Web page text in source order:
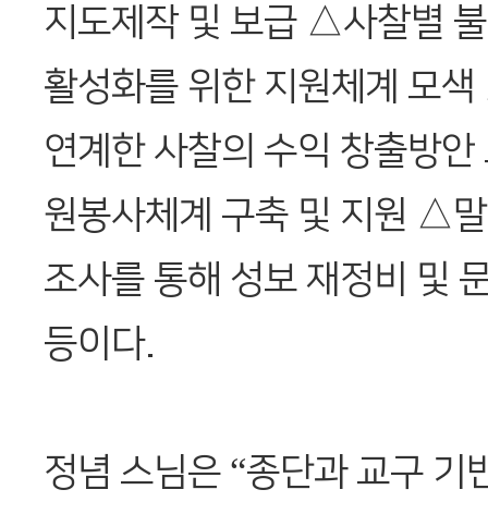
지도제작 및 보급 △사찰별
활성화를 위한 지원체계 모
연계한 사찰의 수익 창출방
원봉사체계 구축 및 지원 △
조사를 통해 성보 재정비 및
등이다.
정념 스님은 “종단과 교구 기